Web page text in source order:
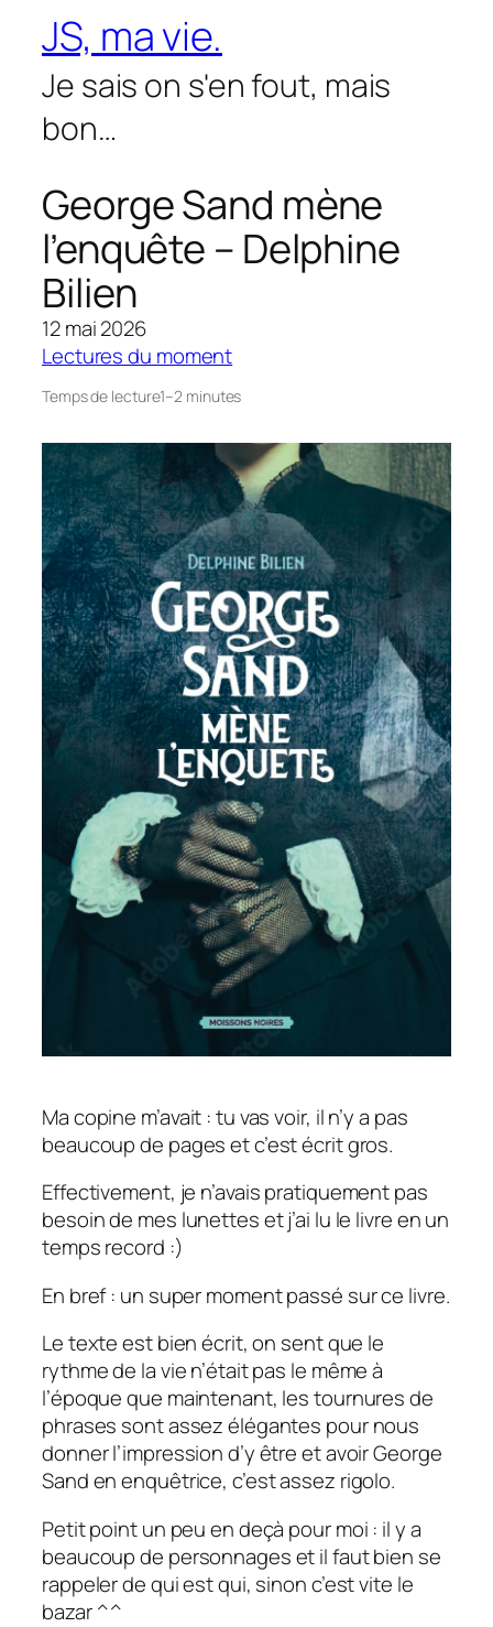
contenu
JS, ma vie.
Je sais on s'en fout, mais
bon…
George Sand mène
l’enquête – Delphine
Bilien
12 mai 2026
Lectures du moment
Temps de lecture1–2 minutes
Ma copine m’avait : tu vas voir, il n’y a pas
beaucoup de pages et c’est écrit gros.
Effectivement, je n’avais pratiquement pas
besoin de mes lunettes et j’ai lu le livre en un
temps record :)
En bref : un super moment passé sur ce livre.
Le texte est bien écrit, on sent que le
rythme de la vie n’était pas le même à
l’époque que maintenant, les tournures de
phrases sont assez élégantes pour nous
donner l’impression d’y être et avoir George
Sand en enquêtrice, c’est assez rigolo.
Petit point un peu en deçà pour moi : il y a
beaucoup de personnages et il faut bien se
rappeler de qui est qui, sinon c’est vite le
bazar ^^